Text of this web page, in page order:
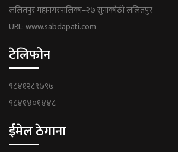
ललितपुर महानगरपालिका–२७ सुनाकोठी ललितपुर
URL: www.sabdapati.com
टेलिफोन
९८४१२८९७९७
९८४१४०१४४८
ईमेल ठेगाना